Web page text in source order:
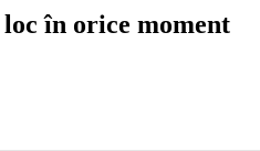
în orice moment